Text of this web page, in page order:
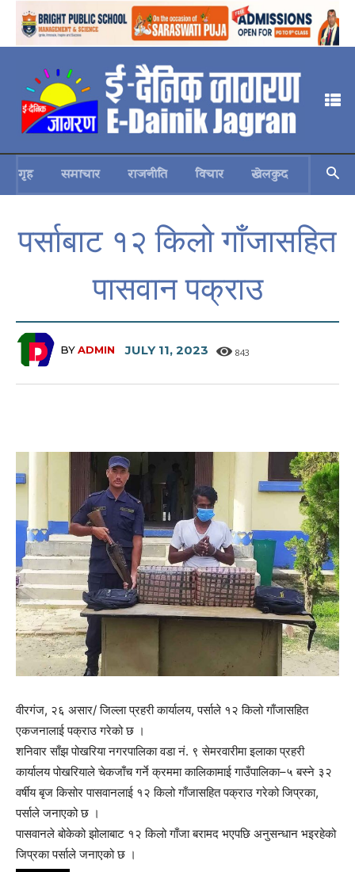
गृह समाचार राजनीति विचार खेलकुद स्वास्थ्य
पर्साबाट १२ किलो गाँजासहित
पासवान पक्राउ
BYADMIN JULY 11, 2023 843
वीरगंज, २६ असार/ जिल्ला प्रहरी कार्यालय, पर्साले १२ किलो गाँजासहित
एकजनालाई पक्राउ गरेको छ ।
शनिवार साँझ पोखरिया नगरपालिका वडा नं. ९ सेमरवारीमा इलाका प्रहरी
कार्यालय पोखरियाले चेकजाँच गर्ने क्रममा कालिकामाई गाउँपालिका–५ बस्ने ३२
वर्षीय बृज किसोर पासवानलाई १२ किलो गाँजासहित पक्राउ गरेको जिप्रका,
पर्साले जनाएको छ ।
पासवानले बोकेको झोलाबाट १२ किलो गाँजा बरामद भएपछि अनुसन्धान भइरहेको
जिप्रका पर्साले जनाएको छ ।